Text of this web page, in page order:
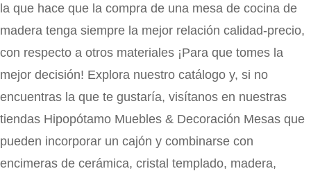
la que hace que la compra de una mesa de cocina de
madera tenga siempre la mejor relación calidad-precio,
con respecto a otros materiales ¡Para que tomes la
mejor decisión! Explora nuestro catálogo y, si no
encuentras la que te gustaría, visítanos en nuestras
tiendas Hipopótamo Muebles & Decoración Mesas que
pueden incorporar un cajón y combinarse con
encimeras de cerámica, cristal templado, madera,